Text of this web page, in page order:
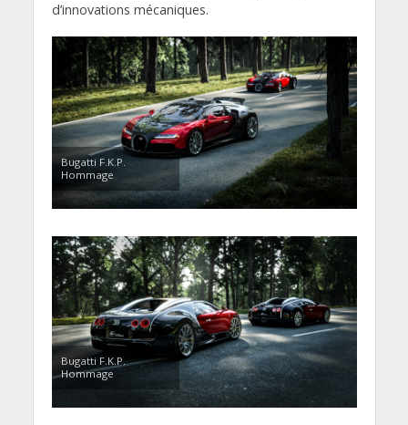
d’innovations mécaniques.
Bugatti F.K.P.
Hommage
Bugatti F.K.P.
Hommage